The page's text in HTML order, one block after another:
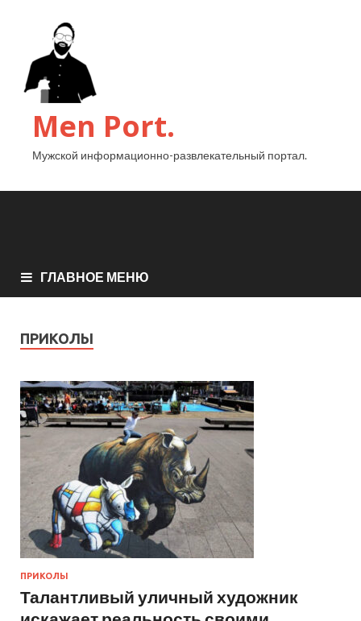
Men Port.
Мужской информационно-развлекательный портал.
ГЛАВНОЕ МЕНЮ
ПРИКОЛЫ
ПРИКОЛЫ
Талантливый уличный художник